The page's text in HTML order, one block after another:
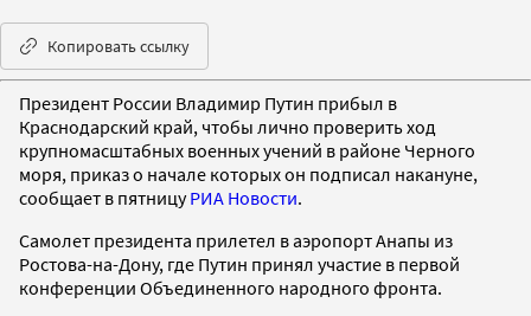
Копировать ссылку
Президент России Владимир Путин прибыл в
Краснодарский край, чтобы лично проверить ход
крупномасштабных военных учений в районе Черного
моря, приказ о начале которых он подписал накануне,
сообщает в пятницуРИА Новости.
Самолет президента прилетел в аэропорт Анапы из
Ростова-на-Дону, где Путин принял участие в первой
конференции Объединенного народного фронта.